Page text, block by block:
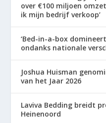
over €100 miljoen
ik mijn bedrijf verkoop’
‘Bed-in-a-box
ondanks nationale
Joshua Huisman
van het Jaar 2026
Laviva Bedding breidt
Heinenoord